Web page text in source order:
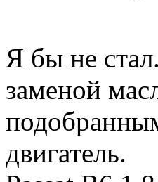
Я бы не
заменой
двигатель.